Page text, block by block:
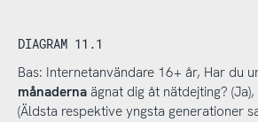
DIAGRAM 11.1
Bas: Internetanvändare 16+ år, Har du
månadernaägnat dig åt nätdejting?
(Äldsta respektive yngsta generationer